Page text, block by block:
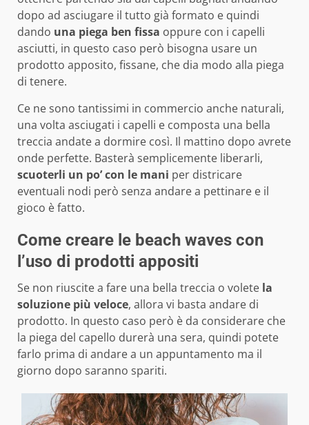
dopo ad asciugare il tutto già formato e quindi
dando una piega ben fissa oppure con i capelli
asciutti, in questo caso però bisogna usare un
prodotto apposito, fissane, che dia modo alla piega
di tenere.
Ce ne sono tantissimi in commercio anche naturali,
una volta asciugati i capelli e composta una bella
treccia andate a dormire così. Il mattino dopo avrete
onde perfette. Basterà semplicemente liberarli,
scuoterli un po’ con le mani per districare
eventuali nodi però senza andare a pettinare e il
gioco è fatto.
Come creare le beach waves con
l’uso di prodotti appositi
Se non riuscite a fare una bella treccia o volete la
soluzione più veloce, allora vi basta andare di
prodotto. In questo caso però è da considerare che
la piega del capello durerà una sera, quindi potete
farlo prima di andare a un appuntamento ma il
giorno dopo saranno spariti.